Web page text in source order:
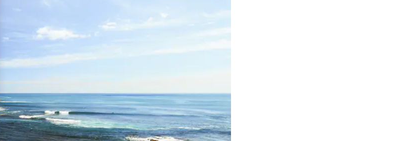
lart e poshtë ose eksploro duke prekur ose duke lëvizur ekranin.